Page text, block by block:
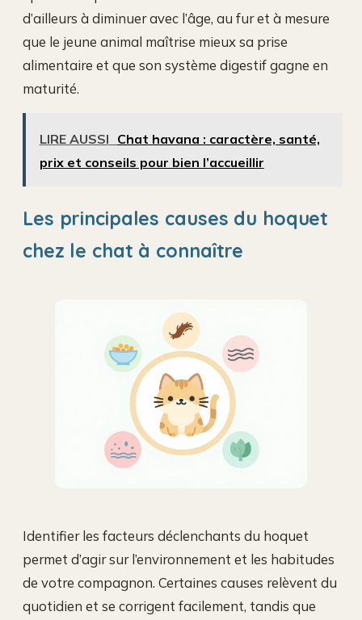
d’ailleurs à diminuer avec l’âge, au fur et à mesure
que le jeune animal maîtrise mieux sa prise
alimentaire et que son système digestif gagne en
maturité.
LIRE AUSSI Chat havana : caractère, santé,
prix et conseils pour bien l’accueillir
Les principales causes du hoquet
chez le chat à connaître
Identifier les facteurs déclenchants du hoquet
permet d’agir sur l’environnement et les habitudes
de votre compagnon. Certaines causes relèvent du
quotidien et se corrigent facilement, tandis que